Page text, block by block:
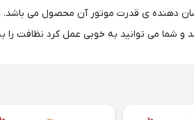
دهنده ی قدرت موتور آن محصول می باشد.
و شما می توانید به خوبی عمل کرد نظافت را